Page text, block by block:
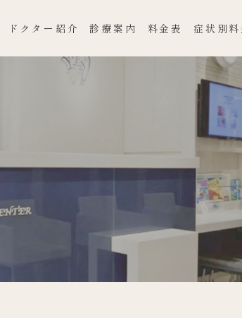
ドクター紹介 診療案内 料金表 症状別料